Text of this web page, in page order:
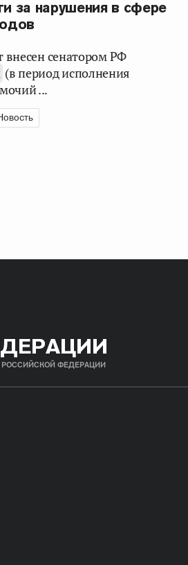
за нарушения в сфере
внесен сенатором РФ
(в период исполнения
...
ФЕДЕРАЦИИ